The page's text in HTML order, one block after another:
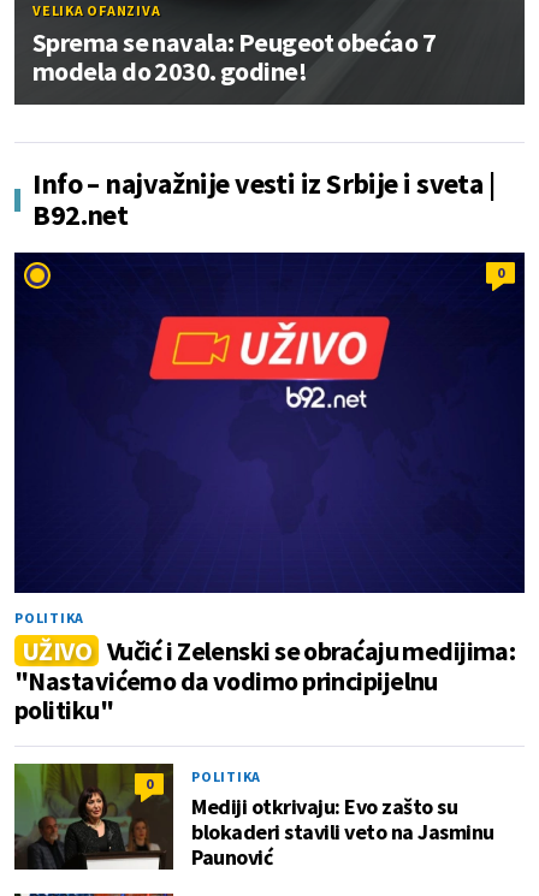
VELIKA OFANZIVA
Sprema se navala: Peugeot obećao 7
modela do 2030. godine!
Info – najvažnije vesti iz Srbije i sveta |
B92.net
0
POLITIKA
UŽIVO Vučić i Zelenski se obraćaju medijima:
"Nastavićemo da vodimo principijelnu
politiku"
0 POLITIKA
Mediji otkrivaju: Evo zašto su
blokaderi stavili veto na Jasminu
Paunović